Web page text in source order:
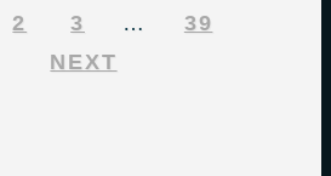
2 3 …
39
NEXT